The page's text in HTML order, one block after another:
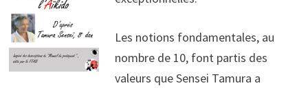
Les notions fondamentales, au
nombre de 10, font partis des
valeurs que Sensei Tamura a